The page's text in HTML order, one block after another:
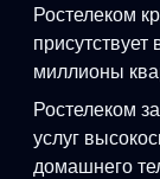
Ростелеком
миллионы
Ростелеком
услуг
домашнего